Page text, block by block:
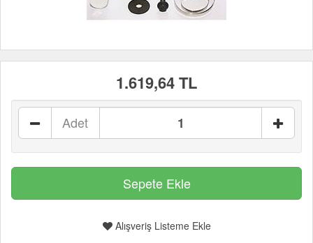
1.619,64 TL
Adet
Alışveriş Listeme Ekle